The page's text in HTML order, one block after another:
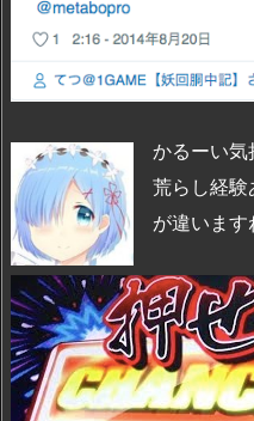
かるーい気
荒らし経験
が違います